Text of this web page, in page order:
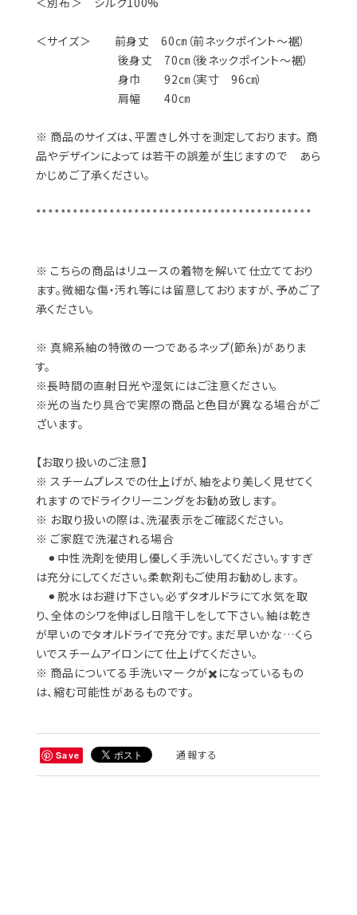
＜サイズ＞ 前身丈 60㎝（前ネックポイント～裾）
後身丈 70㎝（後ネックポイント～裾）
身巾 92㎝（実寸 96㎝）
肩幅 40㎝
※ 商品のサイズは、平置きし外寸を測定しております。 商
品やデザインによっては若干の誤差が生じますので あら
かじめご了承ください。
*********************************************
※ こちらの商品はリユースの着物を解いて仕立てており
ます。微細な傷・汚れ等には留意しておりますが、予めご了
承ください。
※ 真綿系紬の特徴の一つであるネップ(節糸)がありま
す。
※長時間の直射日光や湿気にはご注意ください。
※光の当たり具合で実際の商品と色目が異なる場合がご
ざいます。
【お取り扱いのご注意】
※ スチームプレスでの仕上げが、紬をより美しく見せてく
れますのでドライクリーニングをお勧め致します。
※ お取り扱いの際は、洗濯表示をご確認ください。
※ ご家庭で洗濯される場合
⚫︎中性洗剤を使用し優しく手洗いしてください。すすぎ
は充分にしてください。柔軟剤もご使用お勧めします。
⚫︎脱水はお避け下さい。必ずタオルドラにて水気を取
り、全体のシワを伸ばし日陰干しをして下さい。紬は乾き
が早いのでタオルドライで充分です。まだ早いかな…くら
いでスチームアイロンにて仕上げてください。
※ 商品についてる手洗いマークが✖️になっているもの
は、縮む可能性があるものです。
Save 通報する